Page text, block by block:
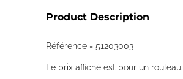
Product Description
Référence = 51203003
Le prix affiché est pour un rouleau.